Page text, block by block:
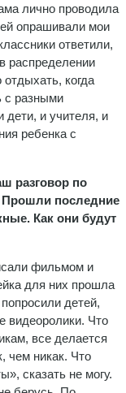
лично проводила
опрашивали мои
ответили,
распределении
когда
с разными
и учителя, и
ребенка с
разговор по
Прошли последние
Как они будут
фильмом и
для них прошла
детей,
видеоролики. Что
все делается
чем никак. Что
сказать не могу.